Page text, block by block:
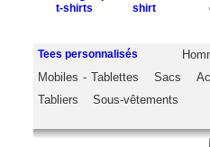
t-shirts
shirt
Tees personnalisés
Mobiles - Tablettes
Sacs
Tabliers
Sous-vêtements